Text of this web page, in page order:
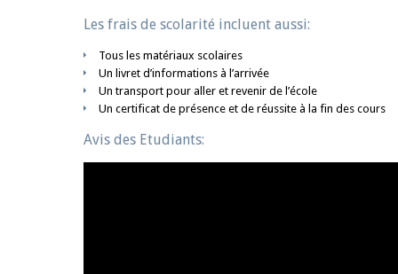
Les frais de scolarité incluent aussi:
Tous les matériaux scolaires
Un livret d’informations à l’arrivée
Un transport pour aller et revenir de l’école
Un certificat de présence et de réussite à la fin des cours
Avis des Etudiants: